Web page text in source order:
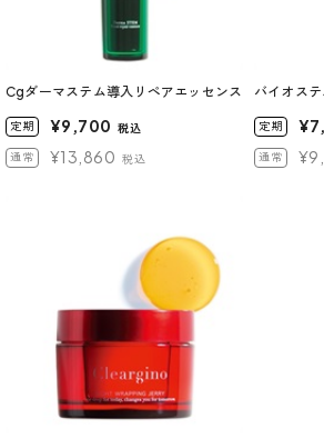
Cgダーマステム導入リペアエッセンス
定期 ¥9,700 税込
通常 ¥13,860 税込
バイオス
定期
通常